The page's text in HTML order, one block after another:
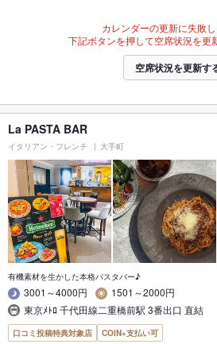
カレンダーの更新に失敗し
下記ボタンを押して空席状況を更
空席状況を更新す
La PASTA BAR
イタリアン・フレンチ 大手町
有機素材を生かした本格パスタバー♪
3001～4000円
1501～2000円
東京ﾒﾄﾛ 千代田線二重橋前駅 3番出口 直結
口コミ投稿特典対象店 COIN+支払い可